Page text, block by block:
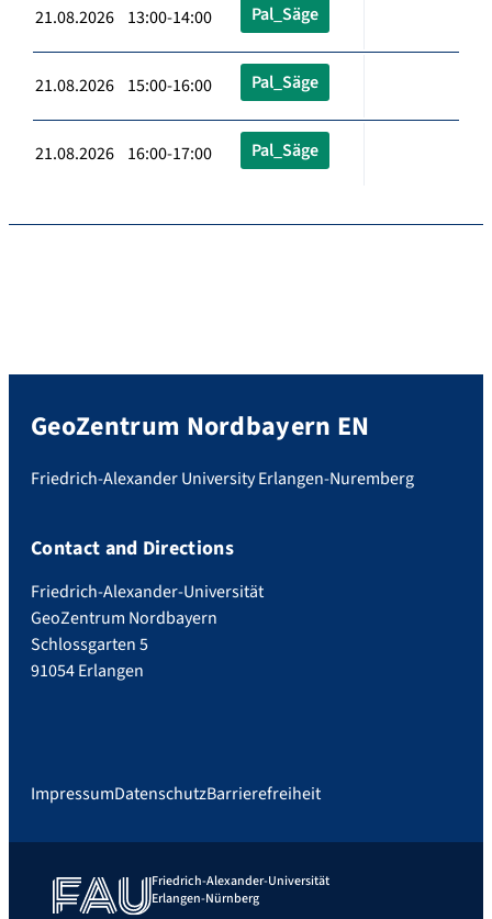
21.08.2026 13:00-14:00 Pal_Säge
21.08.2026 15:00-16:00 Pal_Säge
21.08.2026 16:00-17:00 Pal_Säge
GeoZentrum Nordbayern EN
Friedrich-Alexander University Erlangen-Nuremberg
Contact and Directions
Friedrich-Alexander-Universität
GeoZentrum Nordbayern
Schlossgarten 5
91054 Erlangen
ImpressumDatenschutzBarrierefreiheit
Friedrich-Alexander-Universität
Erlangen-Nürnberg